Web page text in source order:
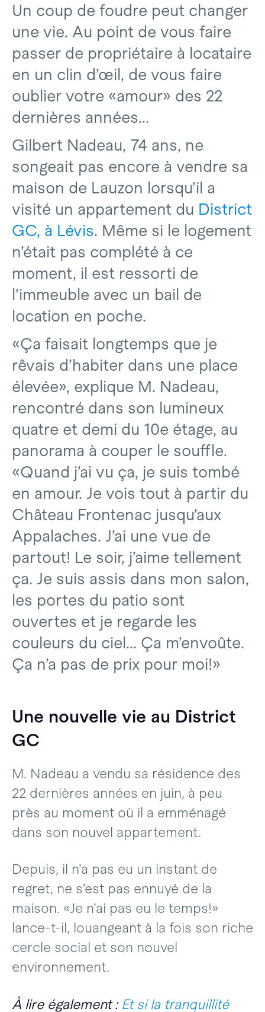
Un coup de foudre peut changer
une vie. Au point de vous faire
passer de propriétaire à locataire
en un clin d’œil, de vous faire
oublier votre «amour» des 22
dernières années...
Gilbert Nadeau, 74 ans, ne
songeait pas encore à vendre sa
maison de Lauzon lorsqu’il a
visité un appartement du District
GC, à Lévis. Même si le logement
n’était pas complété à ce
moment, il est ressorti de
l’immeuble avec un bail de
location en poche.
«Ça faisait longtemps que je
rêvais d’habiter dans une place
élevée», explique M. Nadeau,
rencontré dans son lumineux
quatre et demi du 10e étage, au
panorama à couper le souffle.
«Quand j’ai vu ça, je suis tombé
en amour. Je vois tout à partir du
Château Frontenac jusqu’aux
Appalaches. J’ai une vue de
partout! Le soir, j’aime tellement
ça. Je suis assis dans mon salon,
les portes du patio sont
ouvertes et je regarde les
couleurs du ciel... Ça m’envoûte.
Ça n’a pas de prix pour moi!»
Une nouvelle vie au District
GC
M. Nadeau a vendu sa résidence des
22 dernières années en juin, à peu
près au moment où il a emménagé
dans son nouvel appartement.
Depuis, il n’a pas eu un instant de
regret, ne s’est pas ennuyé de la
maison. «Je n’ai pas eu le temps!»
lance-t-il, louangeant à la fois son riche
cercle social et son nouvel
environnement.
À lire également : Et si la tranquillité